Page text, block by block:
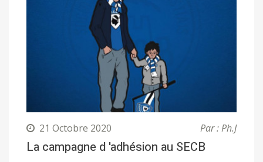
21 Octobre 2020 Par : Ph.J
La campagne d 'adhésion au SECB